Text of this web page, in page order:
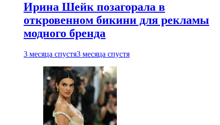
Ирина Шейк позагорала в
откровенном бикини для рекламы
модного бренда
3 месяца спустя3 месяца спустя